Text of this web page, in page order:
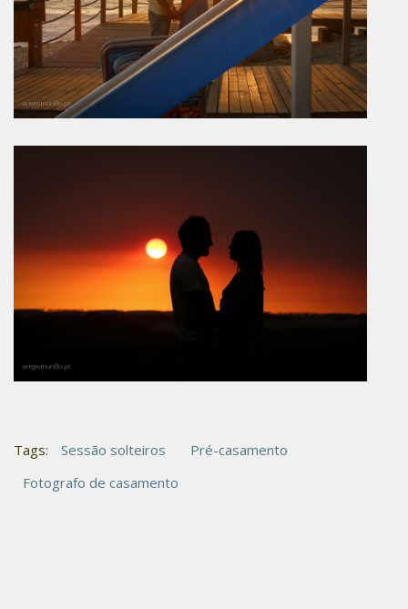
Tags: Sessão solteiros
Pré-casamento
Fotografo de casamento